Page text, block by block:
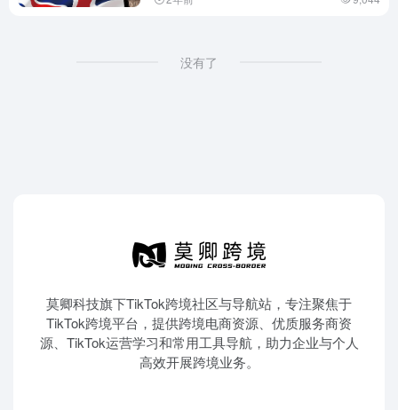
没有了
莫卿科技旗下TikTok跨境社区与导航站，专注聚焦于
TikTok跨境平台，提供跨境电商资源、优质服务商资
源、TikTok运营学习和常用工具导航，助力企业与个人
高效开展跨境业务。